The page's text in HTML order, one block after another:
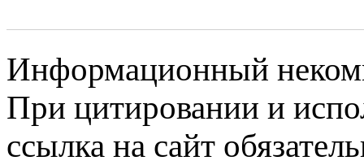
Информационный
При цитировании и
ссылка на сайт